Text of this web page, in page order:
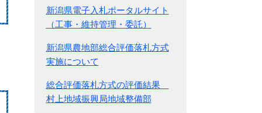
新潟県電子入札ポータルサイト
（工事・維持管理・委託）
新潟県農地部総合評価落札方式
実施について
総合評価落札方式の評価結果
村上地域振興局地域整備部